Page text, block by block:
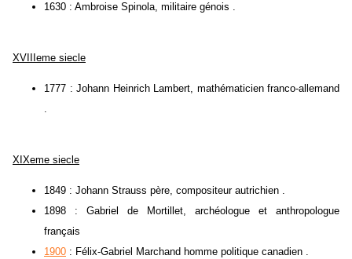
1630 : Ambroise Spinola, militaire génois .
XVIIIeme siecle
1777 : Johann Heinrich Lambert, mathématicien franco-allemand
.
XIXeme siecle
1849 : Johann Strauss père, compositeur autrichien .
1898 : Gabriel de Mortillet, archéologue et anthropologue
français
1900 : Félix-Gabriel Marchand homme politique canadien .